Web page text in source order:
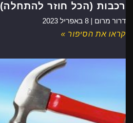
רכבות (הכל חוזר להתחלה)
דרור מרום | 8 באפריל 2023
קראו את הסיפור »